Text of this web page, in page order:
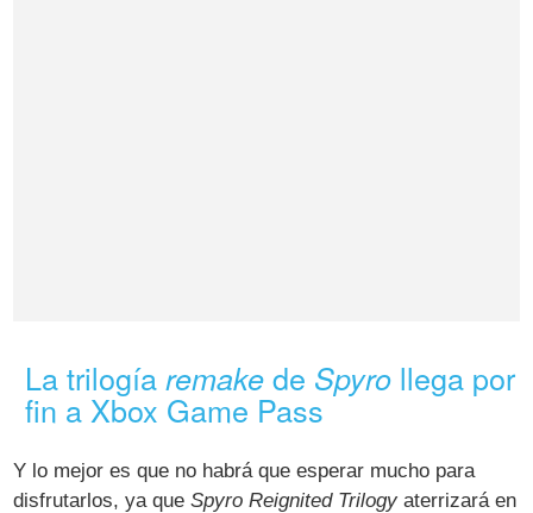
La trilogíaremake de Spyro llega por
fin a Xbox Game Pass
Y lo mejor es que no habrá que esperar mucho para
disfrutarlos, ya queSpyro Reignited Trilogy aterrizará en